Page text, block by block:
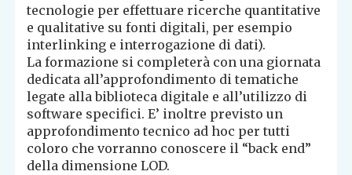
tecnologie per effettuare ricerche quantitative
e qualitative su fonti digitali, per esempio
interlinking e interrogazione di dati).
La formazione si completerà con una giornata
dedicata all’approfondimento di tematiche
legate alla biblioteca digitale e all’utilizzo di
software specifici. E’ inoltre previsto un
approfondimento tecnico ad hoc per tutti
coloro che vorranno conoscere il “back end”
della dimensione LOD.